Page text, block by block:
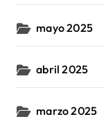
mayo 2025
abril 2025
marzo 2025